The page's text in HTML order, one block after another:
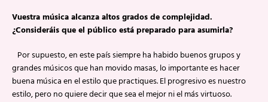
Vuestra música alcanza altos grados de complejidad.
¿Consideráis que el público está preparado para asumirla?
Por supuesto, en este país siempre ha habido buenos grupos y
grandes músicos que han movido masas, lo importante es hacer
buena música en el estilo que practiques. El progresivo es nuestro
estilo, pero no quiere decir que sea el mejor ni el más virtuoso.